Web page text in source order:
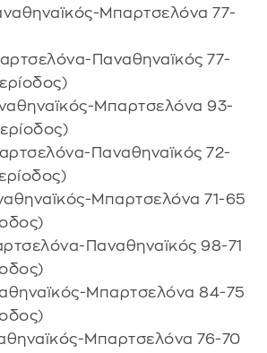
Μπαρτσελόνα 77-
Παναθηναϊκός 77-
Μπαρτσελόνα 93-
Παναθηναϊκός 72-
Μπαρτσελόνα 71-65
Παναθηναϊκός 98-71
Μπαρτσελόνα 84-75
Μπαρτσελόνα 76-70